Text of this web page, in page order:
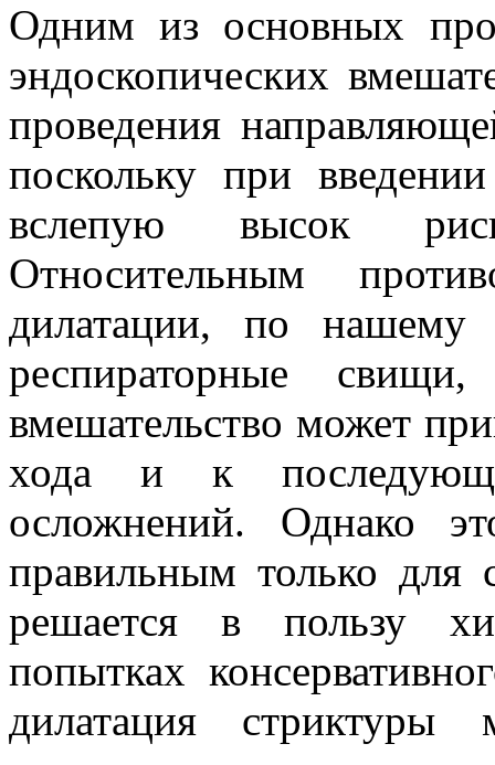
Одним из основных
эндоскопических
проведения
поскольку при
вслепую высок
Относительным
дилатации, по
респираторные
вмешательство может
хода и к
осложнений. Однако
правильным только для
решается в пользу
попытках
дилатация